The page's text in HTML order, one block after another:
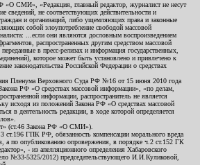
«О СМИ», «Редакция, главный редактор, журналист не несут
сведений, не соответствующих действительности и
и организаций, либо ущемляющих права и законные
собой злоупотребление свободой массовой
...если они являются дословным воспроизведением
распространенных другим средством массовой
в пресс-релизах и информация государственных,
которое может быть установлено и привлечено к
законодательства Российской Федерации о средствах
Пленума Верховного Суда РФ №16 от 15 июня 2010 года
РФ «О средствах массовой информации», «по делам,
информации, распространитель не является
исходя из положений Закона РФ «О средствах массовой
в деятельность редакции, в ходе которой определяется
(ст.46 Закона РФ «О СМИ»).
ст.196 ГПК РФ, обязанность компенсации морального вреда
а по опубликованию опровержения, в порядке ч.2 ст.152 ГК
- из апелляционного определения Хабаровского
№33-5325/2012) председательствующего И.И.Куликовой,